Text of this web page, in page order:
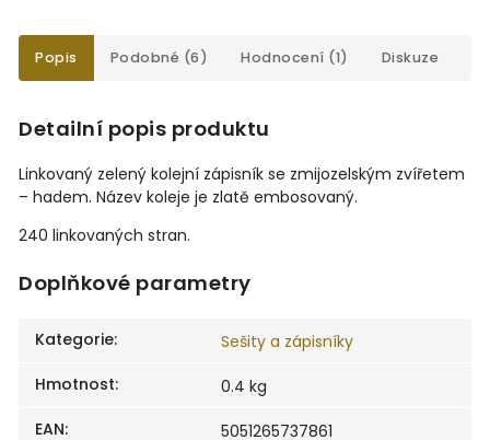
Popis Podobné (6) Hodnocení (1) Diskuze
Detailní popis produktu
Linkovaný zelený kolejní zápisník se zmijozelským zvířetem
– hadem. Název koleje je zlatě embosovaný.
240 linkovaných stran.
Doplňkové parametry
Kategorie:
Sešity a zápisníky
Hmotnost:
0.4 kg
EAN: 5051265737861